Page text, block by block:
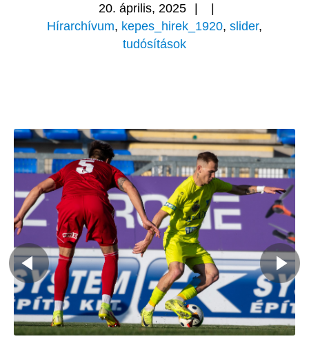
20. április, 2025
Hírarchívum, kepes_hirek_1920, slider,
tudósítások